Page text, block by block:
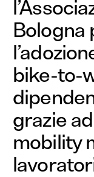
Bologna
bike-to-
grazie
mobility